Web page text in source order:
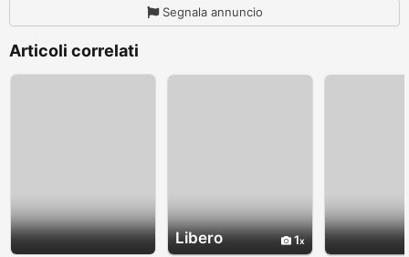
Segnala annuncio
Articoli correlati
Libero 1